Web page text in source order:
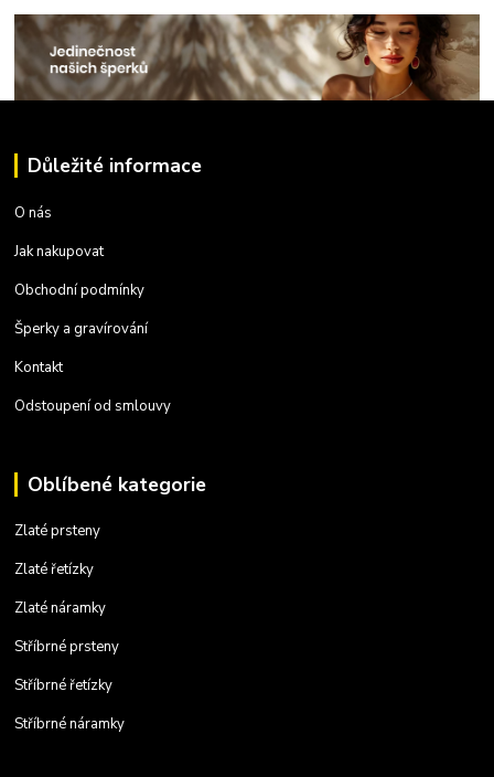
Důležité informace
O nás
Jak nakupovat
Obchodní podmínky
Šperky a gravírování
Kontakt
Odstoupení od smlouvy
Oblíbené kategorie
Zlaté prsteny
Zlaté řetízky
Zlaté náramky
Stříbrné prsteny
Stříbrné řetízky
Stříbrné náramky